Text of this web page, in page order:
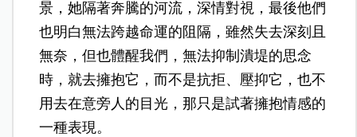
景，她隔著奔騰的河流，深情對視，最後他們
也明白無法跨越命運的阻隔，雖然失去深刻且
無奈，但也體醒我們，無法抑制潰堤的思念
時，就去擁抱它，而不是抗拒、壓抑它，也不
用去在意旁人的目光，那只是試著擁抱情感的
一種表現。